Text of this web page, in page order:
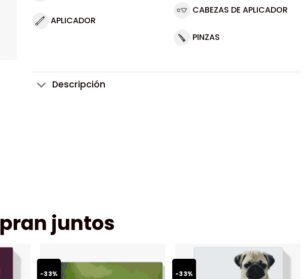
APLICADOR
CABEZAS DE APLICADOR
PINZAS
Descripción
juntos
-33% -33%